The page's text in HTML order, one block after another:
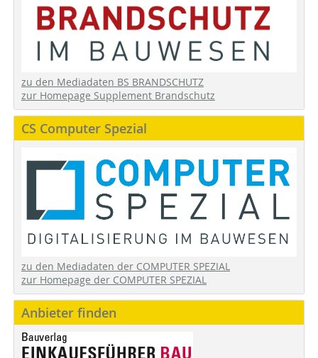
zu den Mediadaten BS BRANDSCHUTZ
zur Homepage Supplement Brandschutz
CS Computer Spezial
zu den Mediadaten der COMPUTER SPEZIAL
zur Homepage der COMPUTER SPEZIAL
Anbieter finden